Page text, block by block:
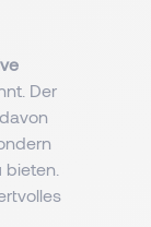
Der